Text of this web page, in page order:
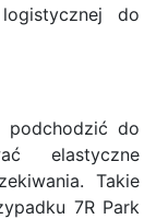
do
podchodzić do
elastyczne
Takie
7R Park